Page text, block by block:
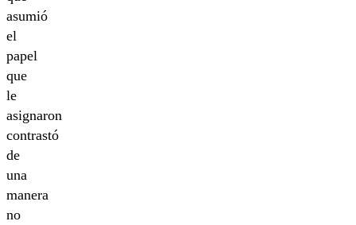
asumió
el
papel
que
le
asignaron
contrastó
de
una
manera
no